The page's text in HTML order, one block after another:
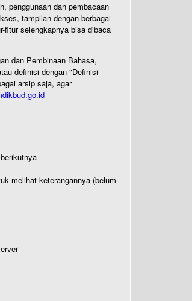
penggunaan dan pembacaan
tampilan dengan berbagai
fitur selengkapnya bisa dibaca
dan Pembinaan Bahasa,
definisi dengan "Definisi
arsip saja, agar
melihat keterangannya (belum